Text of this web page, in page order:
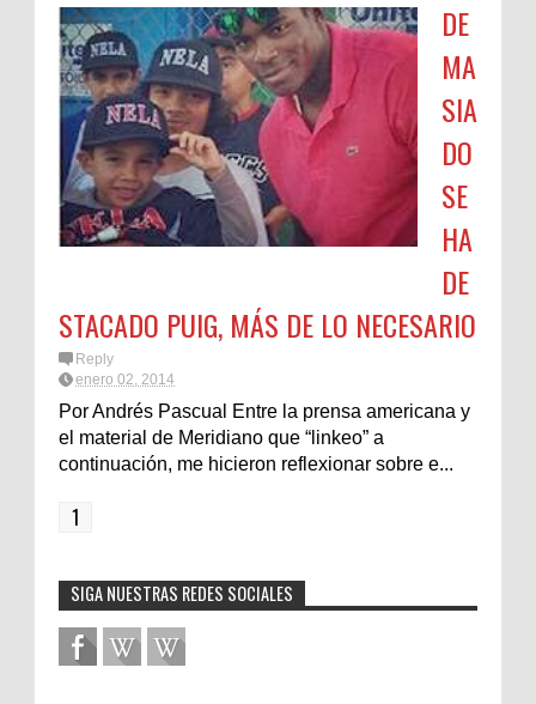
DE
MA
SIA
DO
SE
HA
DE
STACADO PUIG, MÁS DE LO NECESARIO
Reply
enero 02, 2014
Por Andrés Pascual Entre la prensa americana y
el material de Meridiano que “linkeo” a
continuación, me hicieron reflexionar sobre e...
1
SIGA NUESTRAS REDES SOCIALES